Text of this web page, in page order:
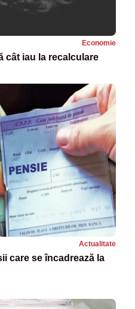
Economie
cât iau la recalculare
Actualitate
care se încadrează la